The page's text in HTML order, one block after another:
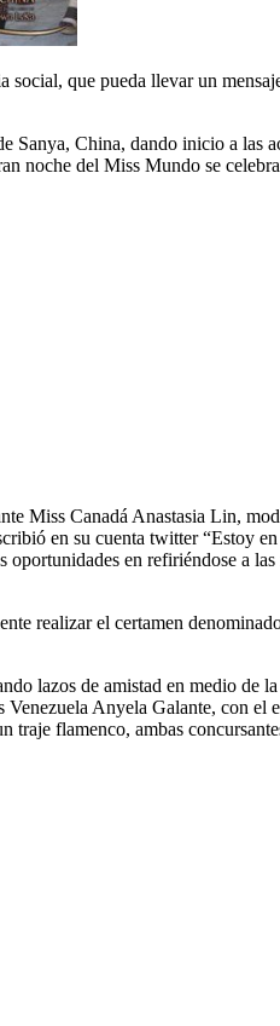
que pueda llevar un
China, dando inicio a las
noche del Miss Mundo se
Miss Canadá Anastasia Lin,
en su cuenta twitter “Estoy
en refiriéndose a
realizar el certamen
lazos de amistad en medio de
Anyela Galante, con el
flamenco, ambas